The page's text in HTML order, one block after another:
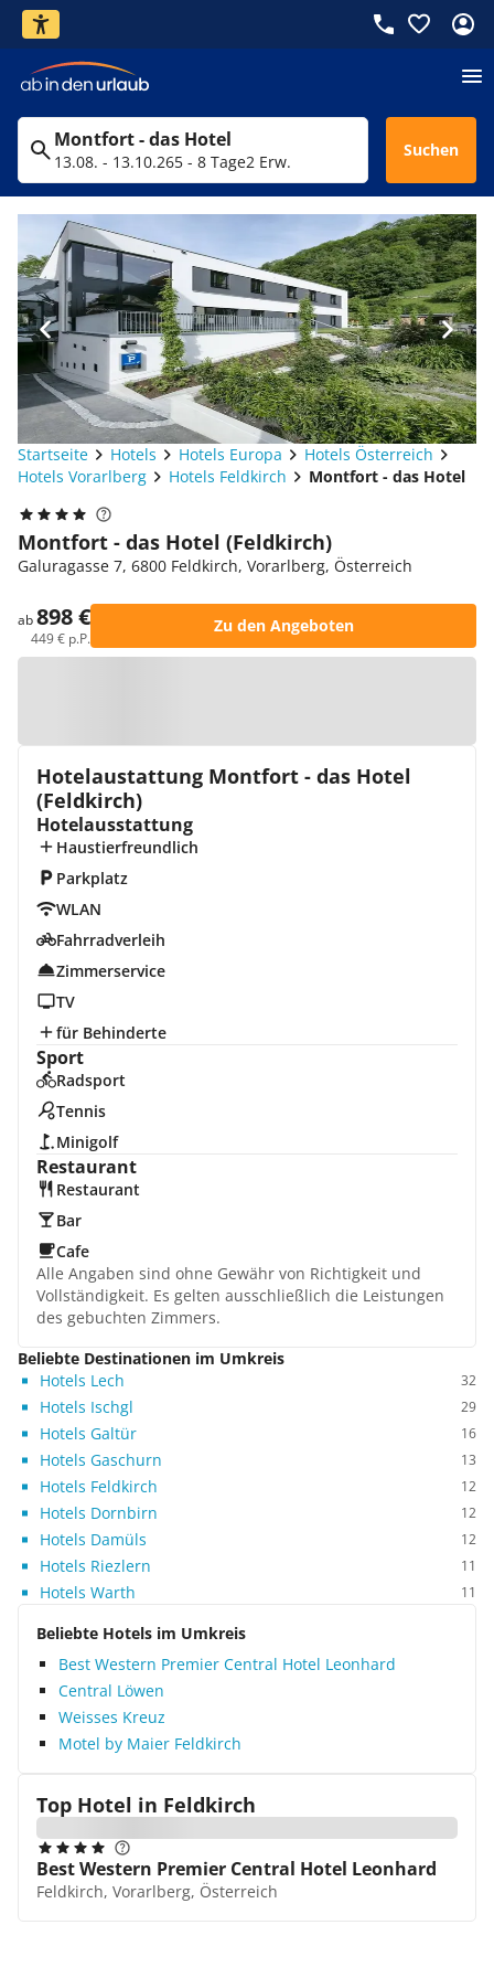
Montfort - das Hotel
13.08. - 13.10.265 - 8 Tage2 Erw.
Suchen
Startseite Hotels Hotels Europa
Hotels Österreich
Hotels Vorarlberg
Hotels Feldkirch Montfort - das Hotel
Montfort - das Hotel (Feldkirch)
Galuragasse 7, 6800 Feldkirch, Vorarlberg, Österreich
ab898 €
449 € p.P.
Zu den Angeboten
Hotelaustattung Montfort - das Hotel
(Feldkirch)
Hotelausstattung
Haustierfreundlich
Parkplatz
WLAN
Fahrradverleih
Zimmerservice
TV
für Behinderte
Sport
Radsport
Tennis
Minigolf
Restaurant
Restaurant
Bar
Cafe
Alle Angaben sind ohne Gewähr von Richtigkeit und
Vollständigkeit. Es gelten ausschließlich die Leistungen
des gebuchten Zimmers.
Beliebte Destinationen im Umkreis
Hotels Lech
32
Hotels Ischgl 29
Hotels Galtür 16
Hotels Gaschurn 13
Hotels Feldkirch 12
Hotels Dornbirn 12
Hotels Damüls 12
Hotels Riezlern 11
Hotels Warth 11
Beliebte Hotels im Umkreis
Best Western Premier Central Hotel Leonhard
Central Löwen
Weisses Kreuz
Motel by Maier Feldkirch
Top Hotel in Feldkirch
Best Western Premier Central Hotel Leonhard
Feldkirch, Vorarlberg, Österreich